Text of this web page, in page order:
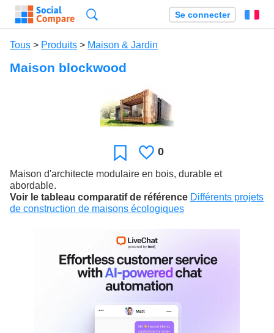
Se connecter
Tous > Produits > Maison & Jardin
Maison blockwood
Favori J'aime
0
Maison d'architecte modulaire en bois, durable et
abordable.
Voir le tableau comparatif de référence Différents projets
de construction de maisons écologiques